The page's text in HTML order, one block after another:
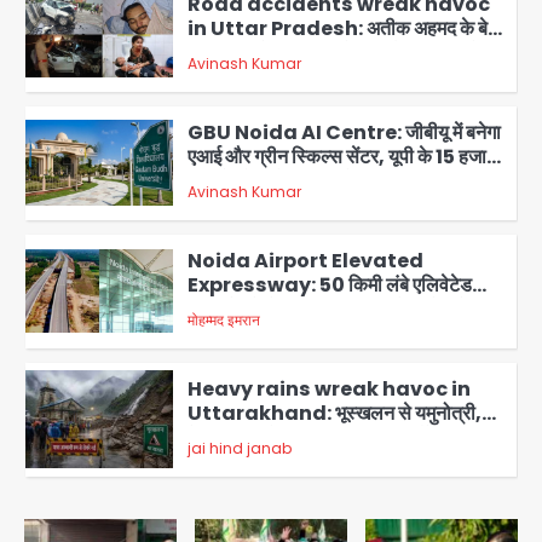
3
GBU Noida AI Centre: जीबीयू में बनेगा
एआई और ग्रीन स्किल्स सेंटर, यूपी के 15 हजार
युवाओं को मिलेगा फ्री ट्रेनिंग
Noida Airport Elevated
Expressway: 50 किमी लंबे एलिवेटेड
एक्सप्रेसवे से दिल्ली-हरियाणा से सीधे जुड़ेगा
से बनेगा 6-लेन एक्सप्रेसवे
5
Heavy rains wreak havoc in
Uttarakhand: भूस्खलन से यमुनोत्री,
केदारनाथ और सिमली-ग्वालदम हाईवे बंद,
के निशान के पार
Air India Flight Turbulence: हवा
में 5 मिनट तक कांपी फ्लाइट, क्रू मेंबर्स को रीढ़
की हड्डी में गंभीर चोट; नागरिक उड्डयन मंत्री